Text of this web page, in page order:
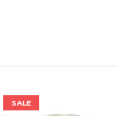
SALE